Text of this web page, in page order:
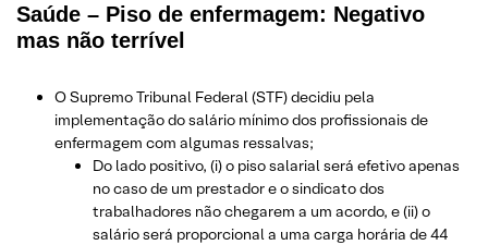
Saúde – Piso de enfermagem: Negativo
mas não terrível
O Supremo Tribunal Federal (STF) decidiu pela
implementação do salário mínimo dos profissionais de
enfermagem com algumas ressalvas;
Do lado positivo, (i) o piso salarial será efetivo apenas
no caso de um prestador e o sindicato dos
trabalhadores não chegarem a um acordo, e (ii) o
salário será proporcional a uma carga horária de 44